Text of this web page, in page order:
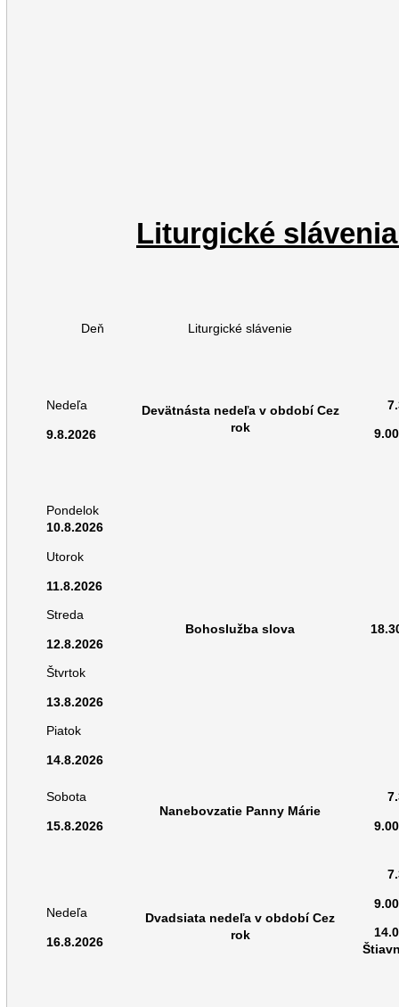
Liturgické
Deň Liturgické slávenie
Nedeľa
9.8.2026
Devätnásta nedeľa v období Cez
rok
Pondelok
10.8.2026
Utorok
11.8.2026
Streda
12.8.2026
Bohoslužba slova
Štvrtok
13.8.2026
Piatok
14.8.2026
Sobota
15.8.2026
Nanebovzatie Panny Márie
Nedeľa
16.8.2026
Dvadsiata nedeľa v období Cez
rok